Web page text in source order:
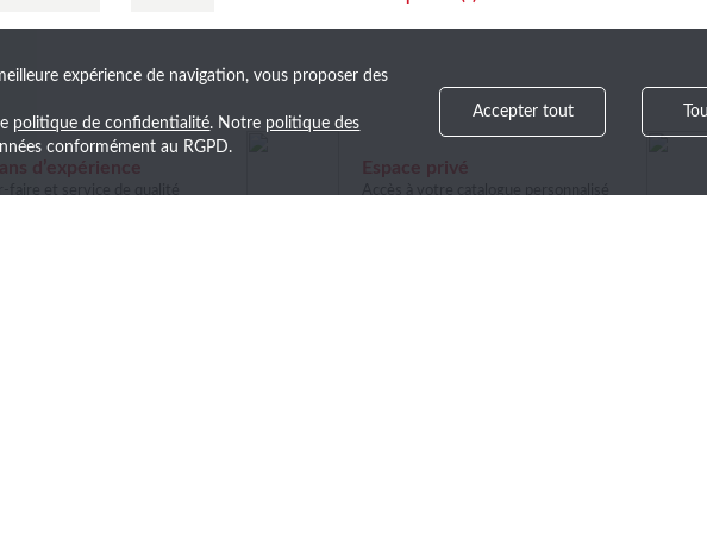
ans d’expérience Espace privé
expérience de navigation, vous proposer des
politique de confidentialité. Notre politique des
conformément au RGPD.
Accepter tout